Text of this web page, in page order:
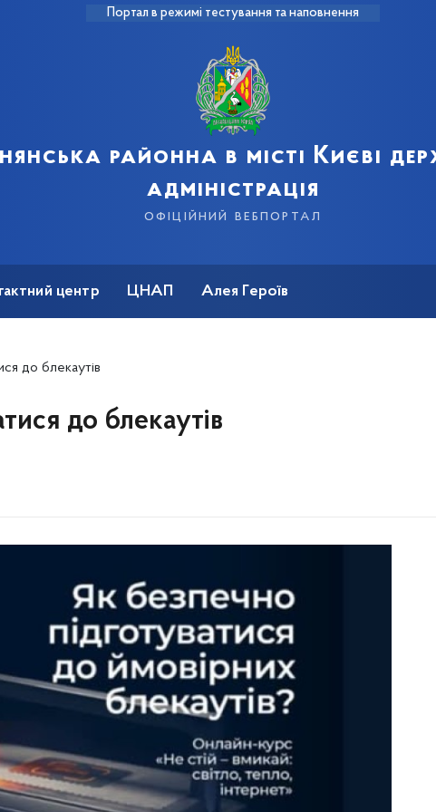
Портал в режимі тестування та наповнення
районна в місті Києві
адміністрація
офіційний вебпортал
центр ЦНАП Алея Героїв
до блекаутів
до блекаутів